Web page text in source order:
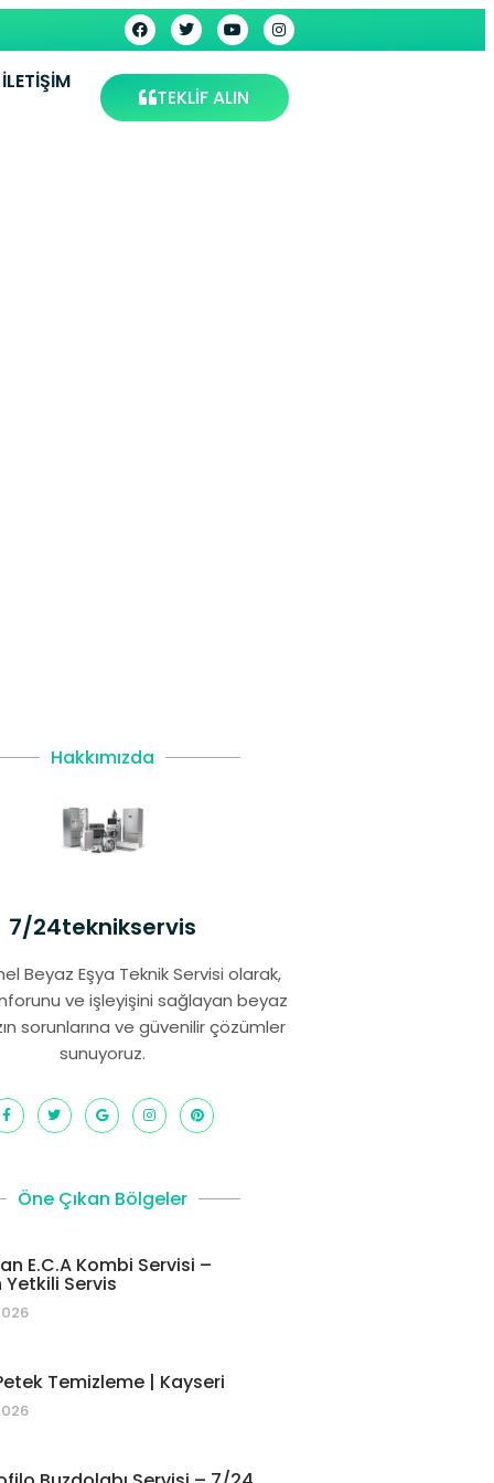
İLETIŞIM
TEKLİF ALIN
Hakkımızda
7/24teknikservis
Beyaz Eşya Teknik Servisi olarak,
ve işleyişini sağlayan beyaz
sorunlarına ve güvenilir çözümler
sunuyoruz.
Öne Çıkan Bölgeler
E.C.A Kombi Servisi –
Servis
Temizleme | Kayseri